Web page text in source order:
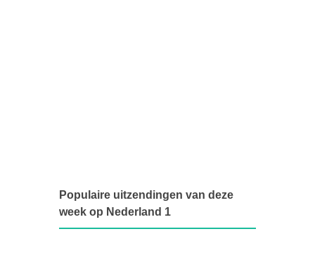
Populaire uitzendingen van deze
week op Nederland 1